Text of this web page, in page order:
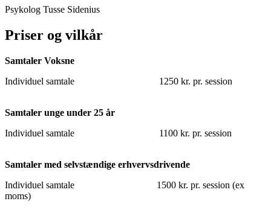
Psykolog Tusse Sidenius
Priser og vilkår
Samtaler Voksne
Individuel samtale 1250 kr. pr. session
Samtaler unge under 25 år
Individuel samtale 1100 kr. pr. session
Samtaler med selvstændige erhvervsdrivende
Individuel samtale 1500 kr. pr. session (ex
moms)